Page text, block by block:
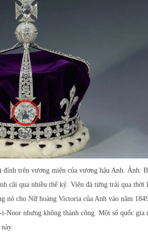
trên vương miện của vương hậu Anh. Ảnh:
cãi qua nhiều thế kỷ. Viên đá từng trải qua
nó cho Nữ hoàng Victoria của Anh vào năm
nhưng không thành công. Một số quốc gia